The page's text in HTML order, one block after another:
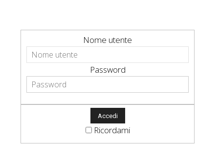
Nome utente
Password
Ricordami